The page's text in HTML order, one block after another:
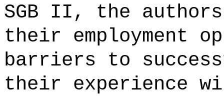
SGB II, the
their employment
barriers to
their experience